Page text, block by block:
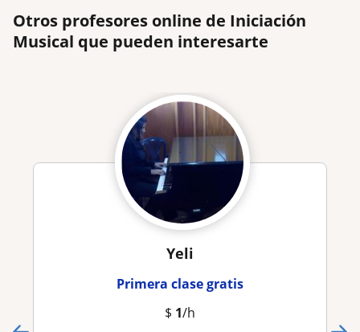
Otros profesores online de Iniciación
Musical que pueden interesarte
Yeli
Primera clase gratis
$ 1/h